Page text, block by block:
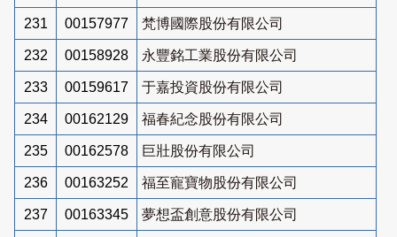
231 00157977 梵博國際股份有限公司
232 00158928 永豐銘工業股份有限公司
233 00159617 于嘉投資股份有限公司
234 00162129 福春紀念股份有限公司
235 00162578 巨壯股份有限公司
236 00163252 福至寵寶物股份有限公司
237 00163345 夢想盃創意股份有限公司